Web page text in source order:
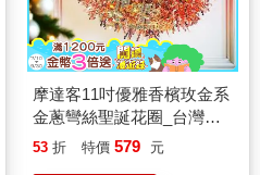
摩達客11吋優雅香檳玫金系
金蔥彎絲聖誕花圈_台灣工
藝免組裝
53 折 特價 579 元